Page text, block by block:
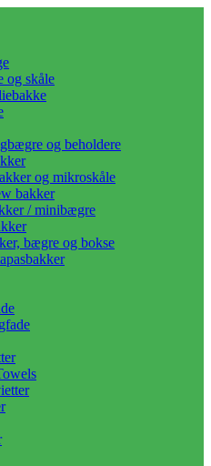
og skåle
og beholdere
og mikroskåle
bakker
/ minibægre
bægre og bokse